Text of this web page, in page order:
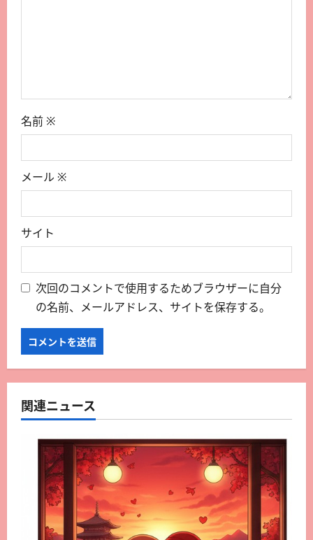
名前 ※
メール ※
サイト
次回のコメントで使用するためブラウザーに自分
の名前、メールアドレス、サイトを保存する。
関連ニュース